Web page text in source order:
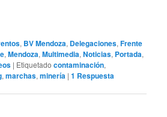
, BV Mendoza, Delegaciones,Frente
,Mendoza,Multimedia,Noticias, Portada,
| Etiquetado contaminación,
,marchas,minería |1 Respuesta